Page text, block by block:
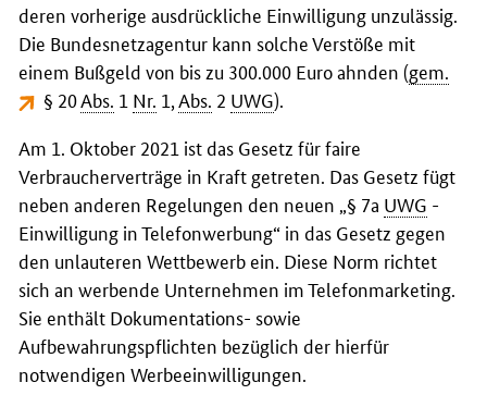
deren vorherige ausdrückliche Einwilligung unzulässig.
Die Bundesnetzagentur kann solche Verstöße mit
einem Bußgeld von bis zu 300.000 Euro ahnden (gem.
§ 20Abs. 1 Nr. 1,Abs. 2 UWG).
Am 1. Oktober 2021 ist das Gesetz für faire
Verbraucherverträge in Kraft getreten. Das Gesetz fügt
neben anderen Regelungen den neuen „§ 7a UWG -
Einwilligung in Telefonwerbung“ in das Gesetz gegen
den unlauteren Wettbewerb ein. Diese Norm richtet
sich an werbende Unternehmen im Telefonmarketing.
Sie enthält Dokumentations- sowie
Aufbewahrungspflichten bezüglich der hierfür
notwendigen Werbeeinwilligungen.